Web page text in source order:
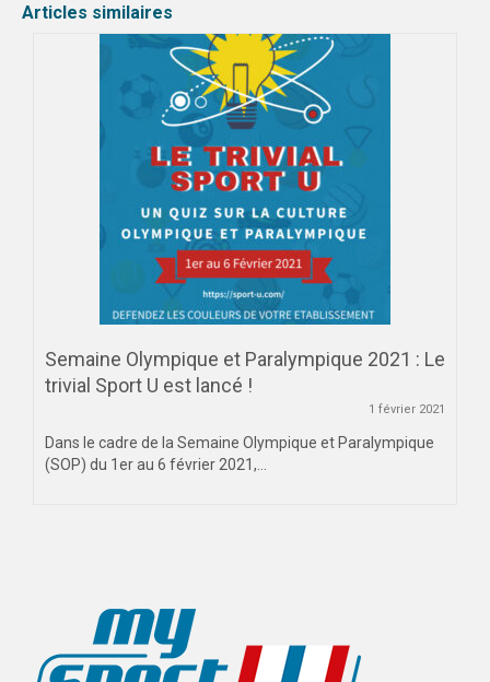
Articles similaires
Semaine Olympique et Paralympique 2021 : Le
trivial Sport U est lancé !
1 février 2021
Dans le cadre de la Semaine Olympique et Paralympique
(SOP) du 1er au 6 février 2021,...